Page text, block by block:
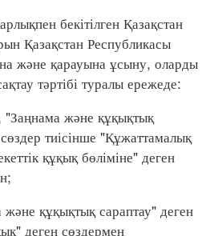
бекітілген Қазақстан
Қазақстан Республикасы
және қарауына ұсыну, оларды
тәртібі туралы ережеде:
және құқықтық
тиісінше "Құжаттамалық
құқық бөліміне" деген
құқықтық сараптау" деген
деген сөздермен